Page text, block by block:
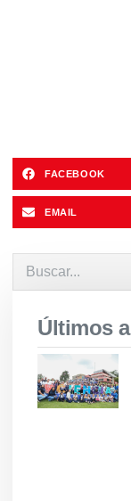
FACEBOOK
EMAIL
Últimos